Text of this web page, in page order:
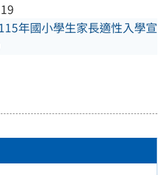
年國小學生家長適性入學宣